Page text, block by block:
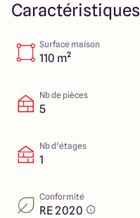
4.4
Caractéristiques
Surface maison
110 m²
Nb de pièces
5
Nb d’étages
1
Conformité
RE 2020